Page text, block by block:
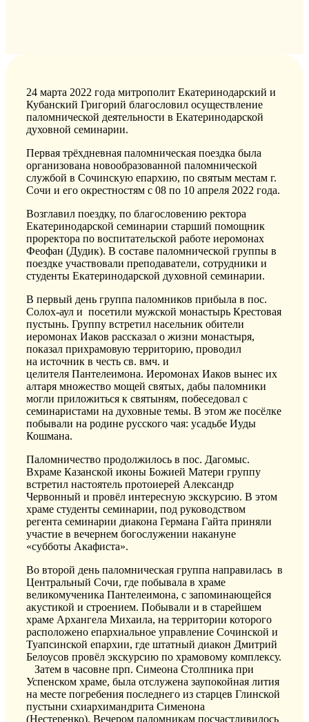
24 марта 2022 года митрополит Екатеринодарский и
Кубанский Григорий благословил осуществление
паломнической деятельности в Екатеринодарской
духовной семинарии.
Первая трёхдневная паломническая поездка была
организована новообразованной паломнической
службой в Сочинскую епархию, по святым местам г.
Сочи и его окрестностям с 08 по 10 апреля 2022 года.
Возглавил поездку, по благословению ректора
Екатеринодарской семинарии старший помощник
проректора по воспитательской работе иеромонах
Феофан (Дудик). В составе паломнической группы в
поездке участвовали преподаватели, сотрудники и
студенты Екатеринодарской духовной семинарии.
В первый день группа паломников прибыла в пос.
Солох-аул и посетили мужской монастырь Крестовая
пустынь. Группу встретил насельник обители
иеромонах Иаков рассказал о жизни монастыря,
показал прихрамовую территорию, проводил
на источник в честь св. вмч. и
целителя Пантелеимона. Иеромонах Иаков вынес их
алтаря множество мощей святых, дабы паломники
могли приложиться к святыням, побеседовал с
семинаристами на духовные темы. В этом же посёлке
побывали на родине русского чая: усадьбе Иуды
Кошмана.
Паломничество продолжилось в пос. Дагомыс.
Вхраме Казанской иконы Божией Матери группу
встретил настоятель протоиерей Александр
Червонный и провёл интересную экскурсию. В этом
храме студенты семинарии, под руководством
регента семинарии диакона Германа Гайта приняли
участие в вечернем богослужении накануне
«субботы Акафиста».
Во второй день паломническая группа направилась в
Центральный Сочи, где побывала в храме
великомученика Пантелеимона, с запоминающейся
акустикой и строением. Побывали и в старейшем
храме Архангела Михаила, на территории которого
расположено епархиальное управление Сочинской и
Туапсинской епархии, где штатный диакон Дмитрий
Белоусов провёл экскурсию по храмовому комплексу.
Затем в часовне прп. Симеона Столпника при
Успенском храме, была отслужена заупокойная лития
на месте погребения последнего из старцев Глинской
пустыни схиархимандрита Сименона
(Нестеренко). Вечером паломникам посчастливилось